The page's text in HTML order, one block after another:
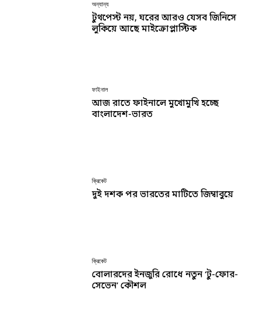
অন্যান্য
টুথপেস্ট নয়, ঘরের আরও যেসব জিনিসে
লুকিয়ে আছে মাইক্রোপ্লাস্টিক
ফাইনাল
আজ রাতে ফাইনালে মুখোমুখি হচ্ছে
বাংলাদেশ-ভারত
ক্রিকেট
দুই দশক পর ভারতের মাটিতে জিম্বাবুয়ে
ক্রিকেট
বোলারদের ইনজুরি রোধে নতুন ‘টু-ফোর-
সেভেন’ কৌশল